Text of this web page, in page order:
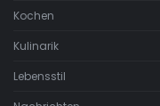
Kochen
Kulinarik
Lebensstil